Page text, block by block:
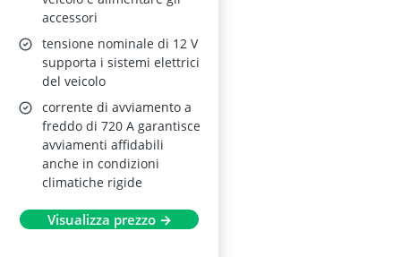
accessori
tensione nominale di 12 V
supporta i sistemi elettrici
del veicolo
corrente di avviamento a
freddo di 720 A garantisce
avviamenti affidabili
anche in condizioni
climatiche rigide
Visualizza prezzo →